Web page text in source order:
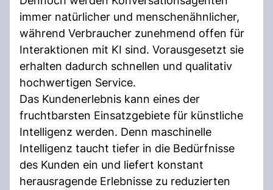
immer natürlicher und menschenähnlicher,
während Verbraucher zunehmend offen für
Interaktionen mit KI sind. Vorausgesetzt sie
erhalten dadurch schnellen und qualitativ
hochwertigen Service.
Das Kundenerlebnis kann eines der
fruchtbarsten Einsatzgebiete für künstliche
Intelligenz werden. Denn maschinelle
Intelligenz taucht tiefer in die Bedürfnisse
des Kunden ein und liefert konstant
herausragende Erlebnisse zu reduzierten